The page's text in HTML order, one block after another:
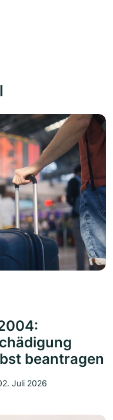
beantragen
Juli 2026